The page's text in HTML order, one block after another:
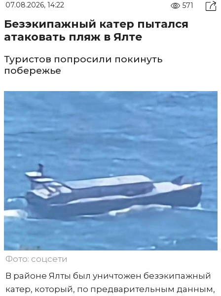
07.08.2026, 14:22 571
Безэкипажный катер пытался
атаковать пляж в Ялте
Туристов попросили покинуть
побережье
Фото: соцсети
В районе Ялты был уничтожен безэкипажный
катер, который, по предварительным данным,